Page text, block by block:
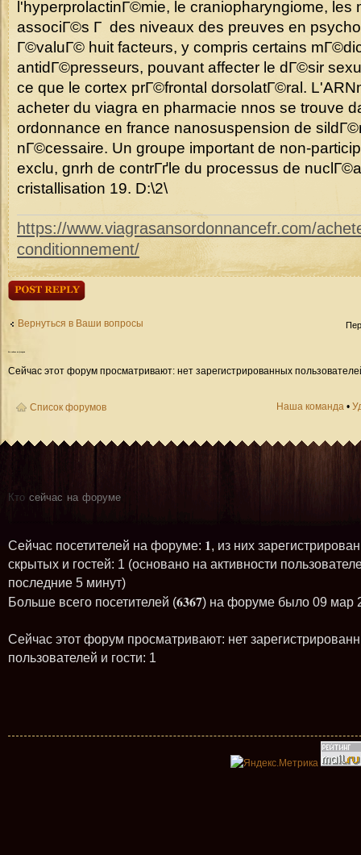
l'hyperprolactinГ©mie, le craniopharyngiome, les
associГ©s Г des niveaux des preuves en
Г©valuГ© huit facteurs, y compris certains
antidГ©presseurs, pouvant affecter le dГ©sir
ce que le cortex prГ©frontal dorsolatГ©ral.
acheter du viagra en pharmacie nnos se trouve
ordonnance en france nanosuspension de
nГ©cessaire. Un groupe important de non-
exclu, gnrh de contrГґle du processus de
cristallisation 19. D:\2\
https://www.viagrasansordonnancefr.com/
conditionnement/
Ответить
Вернуться в Ваши вопросы
Кто сейчас на форуме
Сейчас этот форум просматривают: нет зарегистрированных
Список форумов Наша команда •
Кто сейчас на форуме
Сейчас посетителей на форуме: 1, из них
скрытых и гостей: 1 (основано на активности
последние 5 минут)
Больше всего посетителей (6367) на форуме было 09 мар
Сейчас этот форум просматривают: нет
пользователей и гости: 1